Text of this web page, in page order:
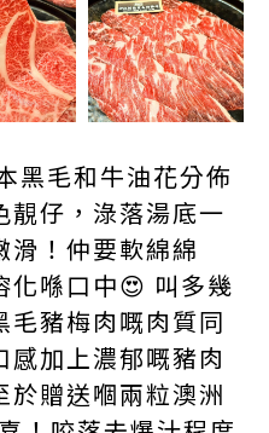
黑毛和牛油花分佈
靚仔，淥落湯底一
滑！仲要軟綿綿
化喺口中😍 叫多幾
毛豬梅肉嘅肉質同
加上濃郁嘅豬肉
於贈送嗰兩粒澳洲